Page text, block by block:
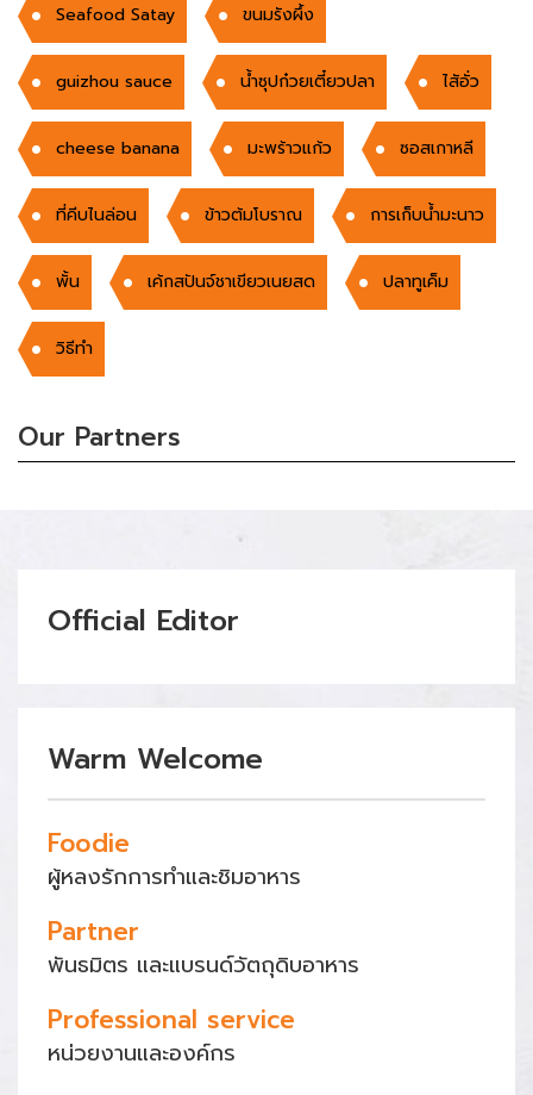
Seafood Satay ขนมรังผึ้ง
guizhou sauce น้ำซุปก๋วยเตี๋ยวปลา ไสัอั่ว
cheese banana มะพร้าวแก้ว ซอสเกาหลี
ที่คีบไนล่อน ข้าวต้มโบราณ การเก็บน้ำมะนาว
พั้น เค้กสปันจ์ชาเขียวเนยสด ปลาทูเค็ม
วิธีทำ
Our Partners
Official Editor
Warm Welcome
Foodie
ผู้หลงรักการทำและชิมอาหาร
Partner
พันธมิตร และแบรนด์วัตถุดิบอาหาร
Professional service
หน่วยงานและองค์กร